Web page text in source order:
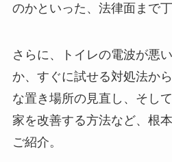
のかといった、法律面まで
さらに、トイレの電波が悪
か、すぐに試せる対処法か
な置き場所の見直し、そし
家を改善する方法など、根
ご紹介。